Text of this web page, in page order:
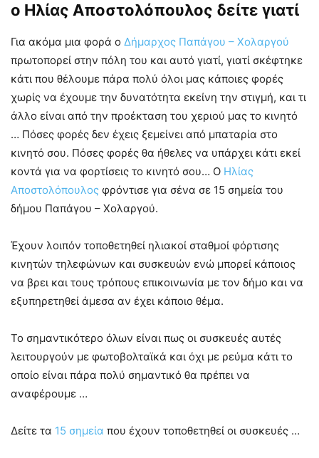
ο Ηλίας Αποστολόπουλος δείτε γιατί
Για ακόμα μια φορά ο Δήμαρχος Παπάγου – Χολαργού
πρωτοπορεί στην πόλη του και αυτό γιατί, γιατί σκέφτηκε
κάτι που θέλουμε πάρα πολύ όλοι μας κάποιες φορές
χωρίς να έχουμε την δυνατότητα εκείνη την στιγμή, και τι
άλλο είναι από την προέκταση του χεριού μας το κινητό
… Πόσες φορές δεν έχεις ξεμείνει από μπαταρία στο
κινητό σου. Πόσες φορές θα ήθελες να υπάρχει κάτι εκεί
κοντά για να φορτίσεις το κινητό σου… Ο Ηλίας
Αποστολόπουλος φρόντισε για σένα σε 15 σημεία του
δήμου Παπάγου – Χολαργού.
Έχουν λοιπόν τοποθετηθεί ηλιακοί σταθμοί φόρτισης
κινητών τηλεφώνων και συσκευών ενώ μπορεί κάποιος
να βρει και τους τρόπους επικοινωνία με τον δήμο και να
εξυπηρετηθεί άμεσα αν έχει κάποιο θέμα.
Το σημαντικότερο όλων είναι πως οι συσκευές αυτές
λειτουργούν με φωτοβολταϊκά και όχι με ρεύμα κάτι το
οποίο είναι πάρα πολύ σημαντικό θα πρέπει να
αναφέρουμε …
Δείτε τα 15 σημεία που έχουν τοποθετηθεί οι συσκευές …